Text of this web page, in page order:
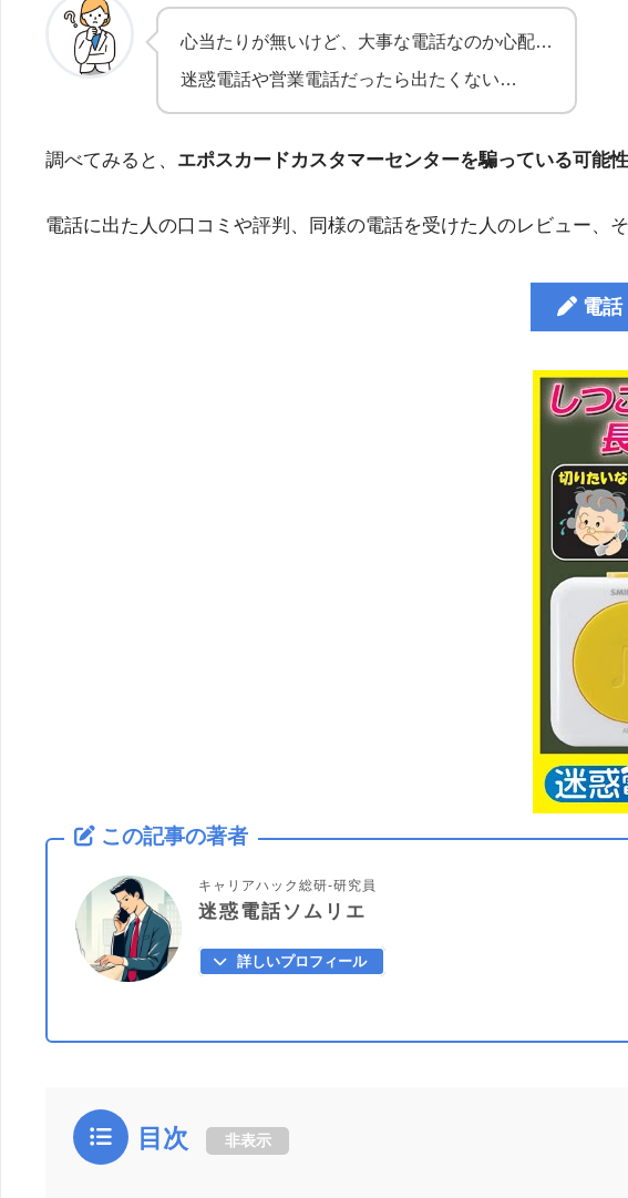
心当たりが無いけど、大事な電話なのか心配…
迷惑電話や営業電話だったら出たくない…
調べてみると、 エポスカードカスタマーセンターを騙っている可能
電話に出た人の口コミや評判、同様の電話を受けた人のレビュー、
電話
この記事の著者
キャリアハック総研-研究員
迷惑電話ソムリエ
詳しいプロフィール
目次 非表示